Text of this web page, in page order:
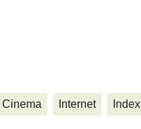
Cinema Internet Index